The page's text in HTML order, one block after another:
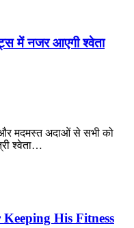
में नजर आएगी श्वेता
मदमस्त अदाओं से सभी को
श्वेता…
His Fitness